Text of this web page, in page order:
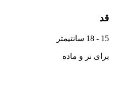
قد
15 - 18 سانتیمتر
برای نر و ماده